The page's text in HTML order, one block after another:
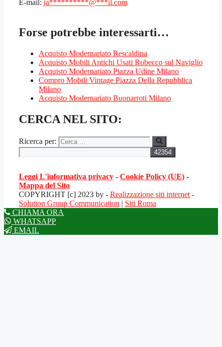
E-mail: ja**********@***il.com
Forse potrebbe interessarti…
Acquisto Modernariato Rescaldina
Acquisto Mobili Antichi Usati Robecco sul Naviglio
Acquisto Modernariato Piazza Udine Milano
Compro Mobili Vintage Piazza Della Repubblica
Milano
Acquisto Modernariato Buonarroti Milano
CERCA NEL SITO:
Ricerca per:
Leggi L'informativa privacy - Cookie Policy (UE) -
Mappa del Sito
COPYRIGHT [c] 2023 by - Realizzazione siti internet -
Solution Group Communication | Siti Roma
CHIAMA ORA
WHATSAPP
EMAIL